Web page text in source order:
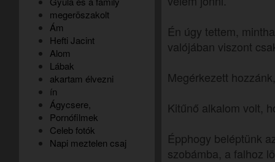
megeröszakolt
Ám
Hefti Jacint
Alom
Lábak
akartam élvezni
ín
Ágycsere,
Pornófilmek
Celeb fotók
Napi meztelen csaj
Én úgy tettem,
valójában viszont
Megérkezett
Kitűnő alkalom volt,
Épphogy beléptünk
szobámba, a falhoz